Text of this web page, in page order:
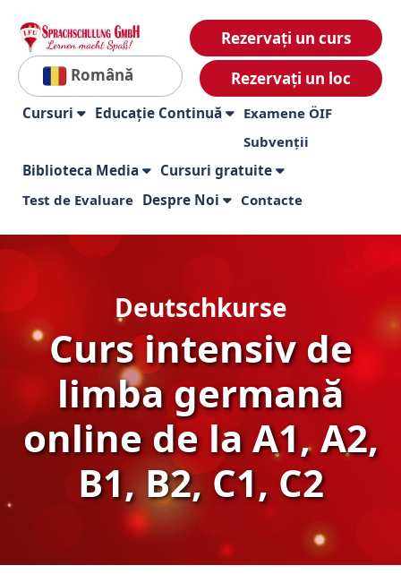
Română
Rezervați un curs
Rezervați un loc
Cursuri Educație Continuă
Examene ÖIF
Subvenții
Biblioteca Media Cursuri gratuite
Test de Evaluare Despre Noi Contacte
Deutschkurse
Curs intensiv de
limba germană
online de la A1, A2,
B1, B2, C1, C2